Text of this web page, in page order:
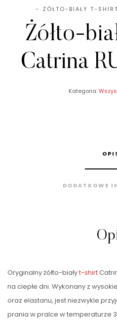
ŻÓŁTO-BIAŁY T-
Żółto-
Catrina
Kategoria:
DODATKOWE
Oryginalny żółto-białyt-shirt
na ciepłe dni. Wykonany z
oraz elastanu, jest niezwykle
prania w pralce w temperaturze